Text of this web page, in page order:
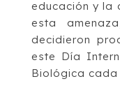
educación y la
esta
decidieron
este Día
Biológica cada